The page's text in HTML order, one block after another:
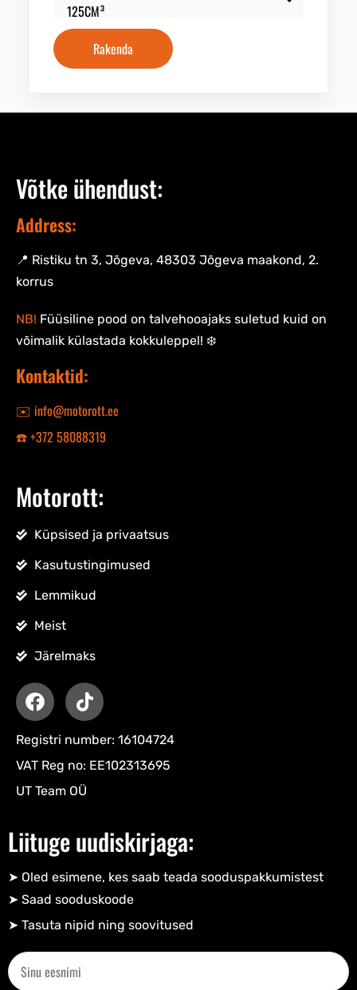
Rakenda
Võtke ühendust:
Address:
📍 Ristiku tn 3, Jõgeva, 48303 Jõgeva maakond, 2.
korrus
NB! Füüsiline pood on talvehooajaks suletud kuid on
võimalik külastada kokkuleppel! ❄️
Kontaktid:
✉️ info@motorott.ee
☎️ +372 58088319
Motorott:
Küpsised ja privaatsus
Kasutustingimused
Lemmikud
Meist
Järelmaks
Registri number: 16104724
VAT Reg no: EE102313695
UT Team OÜ
Liituge uudiskirjaga:
➤ Oled esimene, kes saab teada sooduspakkumistest
➤ Saad sooduskoode​
➤ Tasuta nipid ning soovitused​